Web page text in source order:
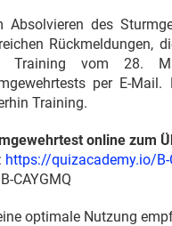
Absolvieren des
Rückmeldungen,
Training vom 28.
per E-
Training.
online zum
https://quizacademy.io/B-
CAYGMQ
optimale Nutzung